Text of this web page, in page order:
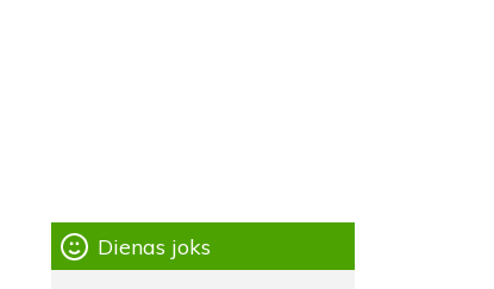
Dienas joks